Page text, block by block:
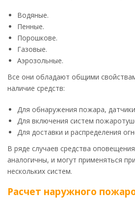
Водяные.
Пенные.
Порошкове.
Газовые.
Аэрозольные.
Все они обладают общими
наличие средств:
Для обнаружения пожара,
Для включения систем
Для доставки и распределения
В ряде случаев средства
аналогичны, и могут применяться
нескольких систем.
Расчет наружного